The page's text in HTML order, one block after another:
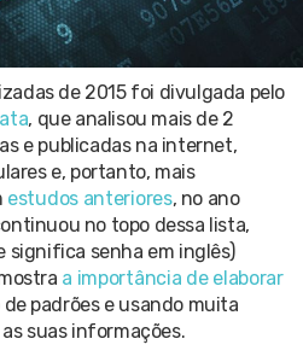
de 2015 foi divulgada pelo
, que analisou mais de 2
e publicadas na internet,
e, portanto, mais
estudos anteriores, no ano
no topo dessa lista,
significa senha em inglês)
a importância de elaborar
padrões e usando muita
suas informações.